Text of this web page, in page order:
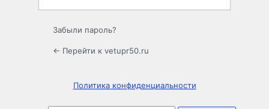
Забыли пароль?
← Перейти к vetupr50.ru
Политика конфиденциальности